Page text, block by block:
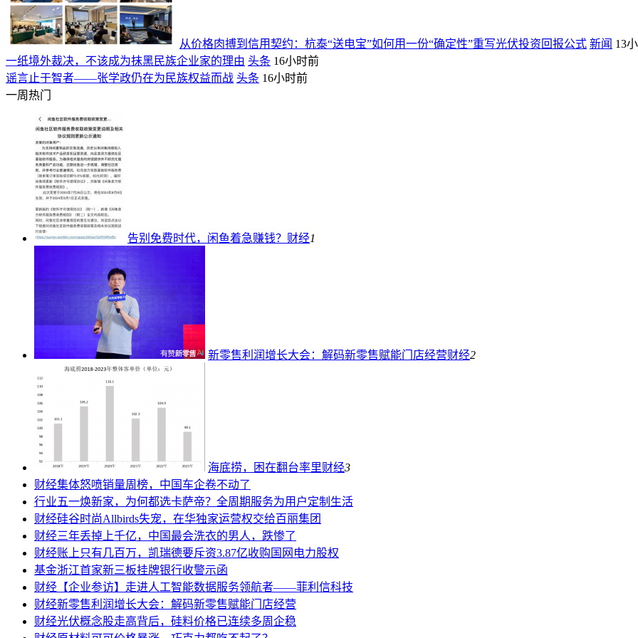
从价格肉搏到信用契约：杭泰“送电宝”如何用一份“确定性”重写光伏投资回报公式 新闻 13
一纸境外裁决，不该成为抹黑民族企业家的理由 头条 16小时前
谣言止于智者——张学政仍在为民族权益而战 头条 16小时前
一周热门
告别免费时代，闲鱼着急赚钱？ 财经1
新零售利润增长大会：解码新零售赋能门店经营财经2
海底捞，困在翻台率里财经3
财经集体怒喷销量周榜，中国车企卷不动了
行业五一焕新家，为何都选卡萨帝？全周期服务为用户定制生活
财经硅谷时尚Allbirds失宠，在华独家运营权交给百丽集团
财经三年丢掉上千亿，中国最会洗衣的男人，跌惨了
财经账上只有几百万，凯瑞德要斥资3.87亿收购国网电力股权
基金浙江首家新三板挂牌银行收警示函
财经 【企业参访】走进人工智能数据服务领航者——菲利信科技
财经新零售利润增长大会：解码新零售赋能门店经营
财经光伏概念股走高背后，硅料价格已连续多周企稳